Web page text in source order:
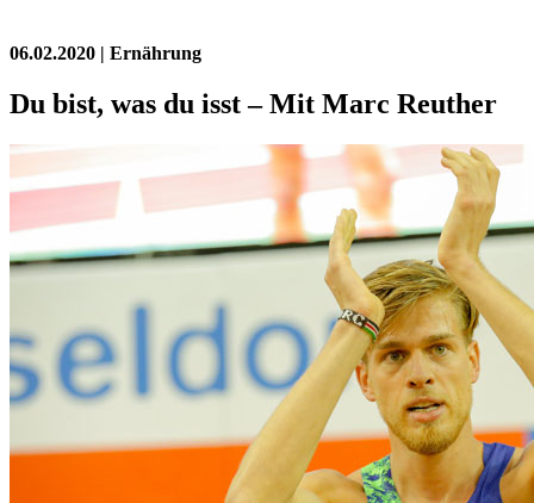
06.02.2020 | Ernährung
Du bist, was du isst – Mit Marc Reuther